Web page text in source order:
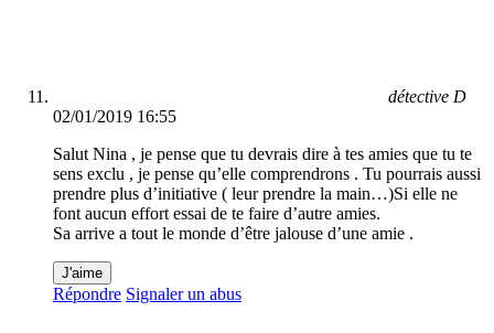
détective D
02/01/2019 16:55
Salut Nina , je pense que tu devrais dire à tes amies que tu te
sens exclu , je pense qu’elle comprendrons . Tu pourrais aussi
prendre plus d’initiative ( leur prendre la main…)Si elle ne
font aucun effort essai de te faire d’autre amies.
Sa arrive a tout le monde d’être jalouse d’une amie .
J'aime
Répondre Signaler un abus